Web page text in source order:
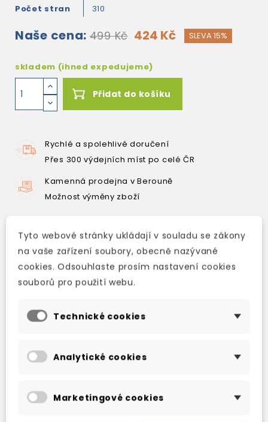
Počet stran
310
Naše cena: 499 Kč 424 Kč SLEVA 15%
skladem (ihned expedujeme)
Přidat do košíku
Rychlé a spolehlivé doručení
Přes 300 výdejních míst po celé ČR
Kamenná prodejna v Berouně
Možnost výměny zboží
Detaily produktu
OSTATNÍ PRODUKTY VE STEJNÉ KATEGORII
Tyto webové stránky ukládají v souladu se zákony
na vaše zařízení soubory, obecně nazývané
cookies. Odsouhlaste prosím nastavení cookies
souborů pro použití webu.
Technické cookies
Analytické cookies
Marketingové cookies